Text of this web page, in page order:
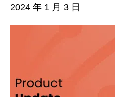
2024 年 1 月 3 日